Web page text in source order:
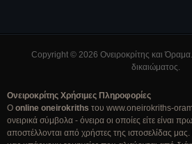
Copyright © 2026 Ονειροκρίτης και
δικαιώματος.
Ονειροκρίτης Χρήσιμες Πληροφορίες
Ο online oneirokriths του www.oneirokriths-
ονειρικά σύμβολα - όνειρα οι οποίες είτε είναι
αποστέλλονται από χρήστες της ιστοσελίδας